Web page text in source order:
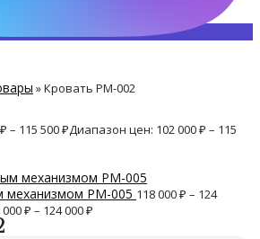
»Кровать PM-002
₽ – 115 500₽Диапазон цен: 102 000 ₽ – 115
PM-005 118 000₽ – 124
₽ – 124 000 ₽